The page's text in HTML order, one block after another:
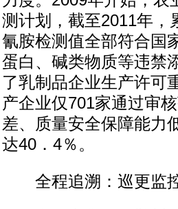
测计划，截至2011年，
氰胺检测值全部符合国
蛋白、碱类物质等违禁
了乳制品企业生产许可
产企业仅701家通过审
差、质量安全保障能力
达40．4％。
全程追溯：巡更监控